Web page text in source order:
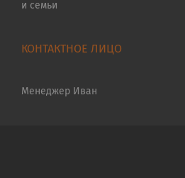
и семьи
Менеджер Иван